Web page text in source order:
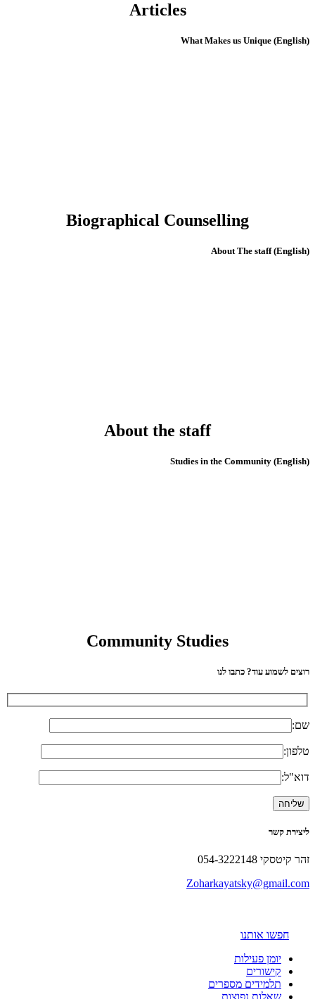
Articles
(English) What Makes us Unique
Biographical Counselling
(English) About The staff
About the staff
(English) Studies in the Community
Community Studies
רוצים לשמוע עוד? כתבו לנו
שם:
טלפון:
דוא"ל:
ליצירת קשר
זהר קיטסקי 054-3222148
Zoharkayatsky@gmail.com
חפשו אותנו
יומן פעילות
קישורים
תלמידים מספרים